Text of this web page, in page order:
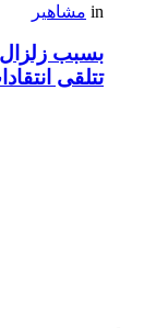
in مشاهير
بسبب زلزال
تتلقى